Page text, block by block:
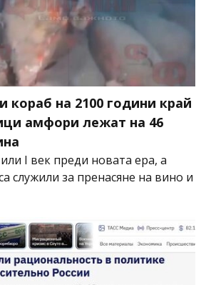
кораб на 2100 години край
амфори лежат на 46
I век преди новата ера, а
служили за пренасяне на вино и